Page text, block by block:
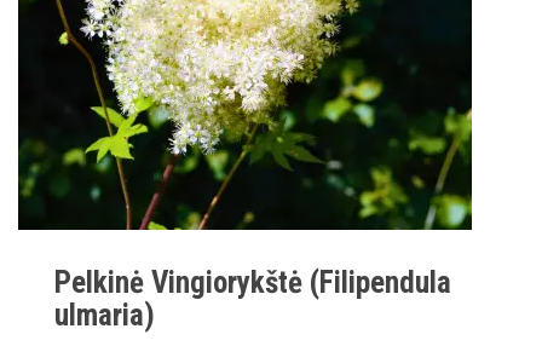
Pelkinė Vingiorykštė (Filipendula
ulmaria)